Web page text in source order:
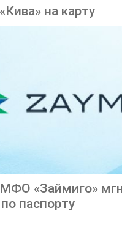
на карту
«Займиго»
паспорту